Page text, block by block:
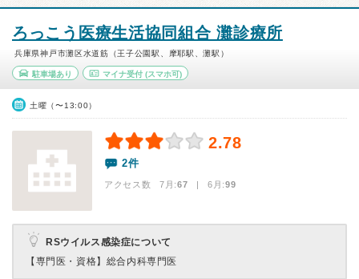
ろっこう医療生活協同組合 灘診療所
兵庫県神戸市灘区水道筋（王子公園駅、摩耶駅、灘駅）
駐車場あり マイナ受付(スマホ可)
土曜（〜13:00）
2.78
2件
アクセス数 7月:67 | 6月:99
RSウイルス感染症について
【専門医・資格】 総合内科専門医